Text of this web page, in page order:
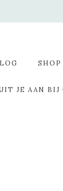
SHOP
JE AAN BIJ